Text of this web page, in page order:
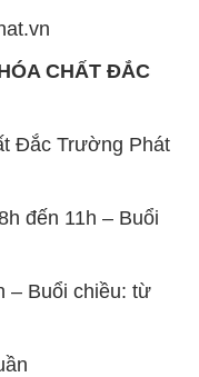
CHẤT ĐẮC
Đắc Trường Phát
đến 11h – Buổi
– Buổi chiều: từ